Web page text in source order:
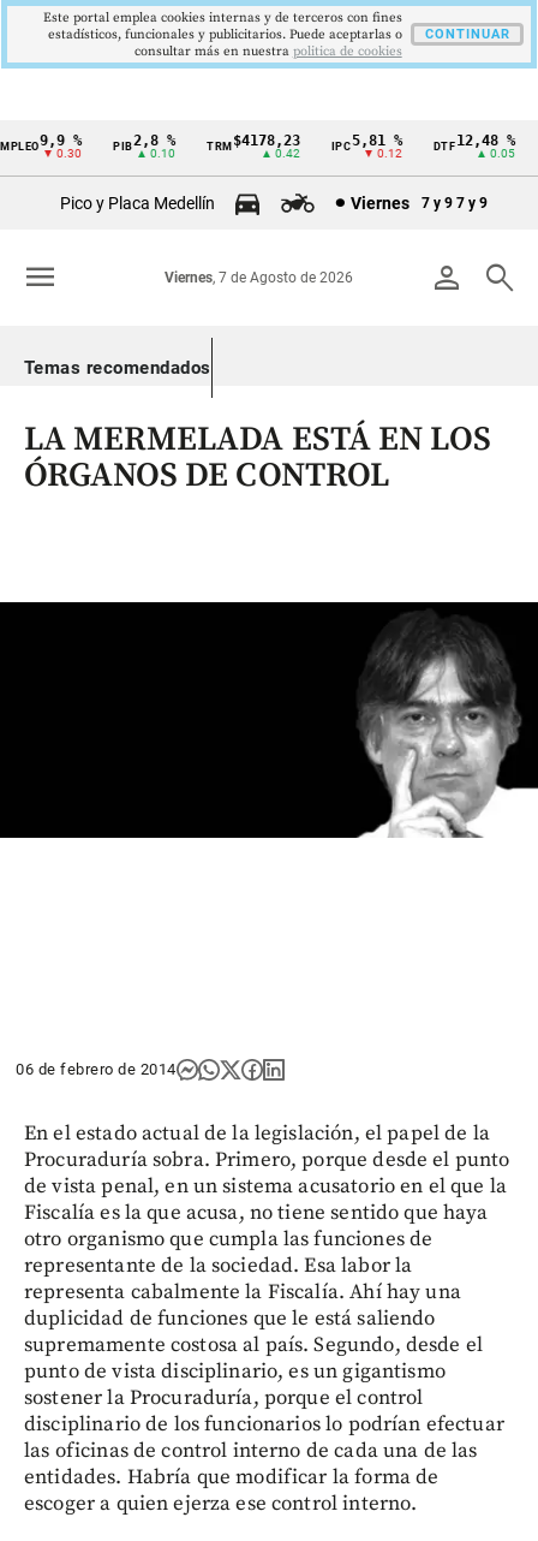
Cintillo
Colombia
9,9 %
▼ 0.30
2,8 %
▲ 0.10
TRM$4178,23
▲ 0.42
5,81 %
▼ 0.12
DTF12,48 %
▲ 0.05
Pico y Placa Medellín Viernes 7 y 9 7 y 9
person search
Viernes, 7 de Agosto de 2026
menu
Temas recomendados
LA MERMELADA ESTÁ EN LOS
ÓRGANOS DE CONTROL
06 de febrero de 2014
En el estado actual de la legislación, el papel de la
Procuraduría sobra. Primero, porque desde el punto
de vista penal, en un sistema acusatorio en el que la
Fiscalía es la que acusa, no tiene sentido que haya
otro organismo que cumpla las funciones de
representante de la sociedad. Esa labor la
representa cabalmente la Fiscalía. Ahí hay una
duplicidad de funciones que le está saliendo
supremamente costosa al país. Segundo, desde el
punto de vista disciplinario, es un gigantismo
sostener la Procuraduría, porque el control
disciplinario de los funcionarios lo podrían efectuar
las oficinas de control interno de cada una de las
entidades. Habría que modificar la forma de
escoger a quien ejerza ese control interno.
Este portal emplea cookies internas y de terceros con fines
estadísticos, funcionales y publicitarios. Puede aceptarlas o
consultar más en nuestra politica de cookies
CONTINUAR